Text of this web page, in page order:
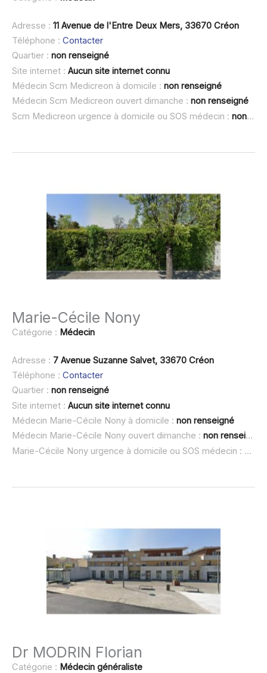
Adresse : 11 Avenue de l'Entre Deux Mers, 33670 Créon
Téléphone : Contacter
Quartier : non renseigné
Site internet : Aucun site internet connu
Médecin Scm Medicreon à domicile : non renseigné
Médecin Scm Medicreon ouvert dimanche : non renseigné
Scm Medicreon urgence à domicile ou SOS médecin : non renseigné
Marie-Cécile Nony
Catégorie : Médecin
Adresse : 7 Avenue Suzanne Salvet, 33670 Créon
Téléphone : Contacter
Quartier : non renseigné
Site internet : Aucun site internet connu
Médecin Marie-Cécile Nony à domicile : non renseigné
Médecin Marie-Cécile Nony ouvert dimanche : non renseigné
Marie-Cécile Nony urgence à domicile ou SOS médecin :
non
Dr MODRIN Florian
Catégorie : Médecin généraliste